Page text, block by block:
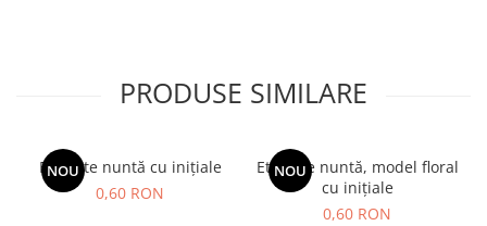
PRODUSE SIMILARE
NOU
Etichete nuntă cu inițiale
0,60 RON
NOU
Etichete nuntă, model floral
cu inițiale
0,60 RON